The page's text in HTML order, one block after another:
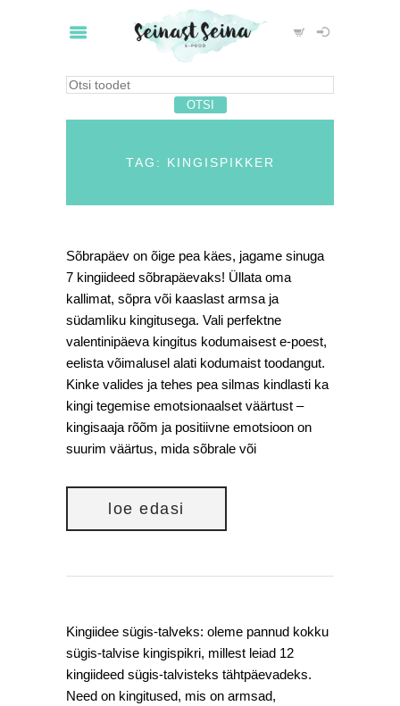
TAG: KINGISPIKKER
Sõbrapäev on õige pea käes, jagame sinuga
7 kingiideed sõbrapäevaks! Üllata oma
kallimat, sõpra või kaaslast armsa ja
südamliku kingitusega. Vali perfektne
valentinipäeva kingitus kodumaisest e-poest,
eelista võimalusel alati kodumaist toodangut.
Kinke valides ja tehes pea silmas kindlasti ka
kingi tegemise emotsionaalset väärtust –
kingisaaja rõõm ja positiivne emotsioon on
suurim väärtus, mida sõbrale või
loe edasi
Kingiidee sügis-talveks: oleme pannud kokku
sügis-talvise kingispikri, millest leiad 12
kingiideed sügis-talvisteks tähtpäevadeks.
Need on kingitused, mis on armsad,